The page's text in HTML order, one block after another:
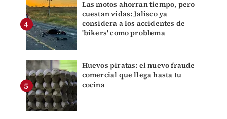
Las motos ahorran tiempo, pero
cuestan vidas: Jalisco ya
considera a los accidentes de
'bikers' como problema
Huevos piratas: el nuevo fraude
comercial que llega hasta tu
cocina